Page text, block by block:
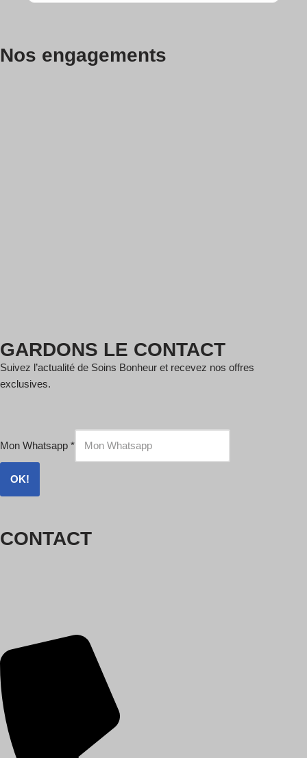
Nos engagements
GARDONS LE CONTACT
Suivez l’actualité de Soins Bonheur et recevez nos offres
exclusives.
Mon Whatsapp *
OK!
CONTACT